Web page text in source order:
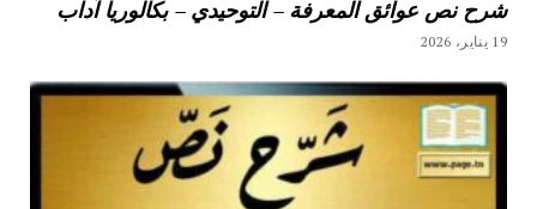
شرح نص عوائق المعرفة – التوحيدي – بكالوريا آداب
19 يناير، 2026